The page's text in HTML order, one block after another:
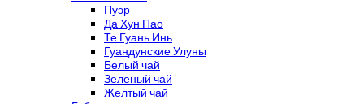
Пуэр
Да Хун Пао
Те Гуань Инь
Гуандунские Улуны
Белый чай
Зеленый чай
Желтый чай